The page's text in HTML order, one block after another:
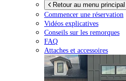
Retour au menu principal
Commencer une réservation
Vidéos explicatives
Conseils sur les remorques
FAQ
Attaches et accessoires